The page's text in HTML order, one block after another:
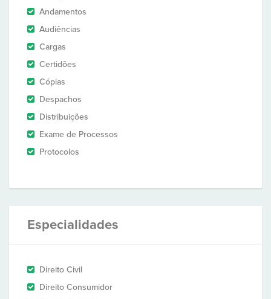
Andamentos
Audiências
Cargas
Certidões
Cópias
Despachos
Distribuições
Exame de Processos
Protocolos
Especialidades
Direito Civil
Direito Consumidor